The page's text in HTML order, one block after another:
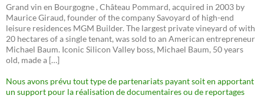
Grand vin en Bourgogne , Château Pommard, acquired in 2003 by
Maurice Giraud, founder of the company Savoyard of high-end
leisure residences MGM Builder. The largest private vineyard of with
20 hectares of a single tenant, was sold to an American entrepreneur
Michael Baum. Iconic Silicon Valley boss, Michael Baum, 50 years
old, made a […]
Nous avons prévu tout type de partenariats payant soit en apportant
un support pour la réalisation de documentaires ou de reportages